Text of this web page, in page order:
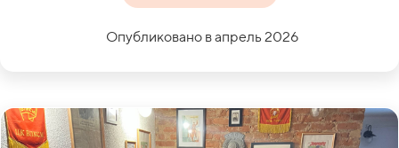
Опубликовано в апрель 2026